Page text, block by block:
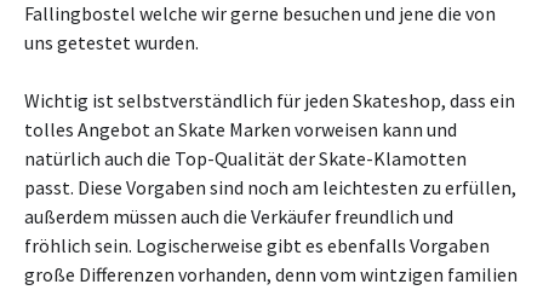
Fallingbostel welche wir gerne besuchen und jene die von
uns getestet wurden.
Wichtig ist selbstverständlich für jeden Skateshop, dass ein
tolles Angebot an Skate Marken vorweisen kann und
natürlich auch die Top-Qualität der Skate-Klamotten
passt. Diese Vorgaben sind noch am leichtesten zu erfüllen,
außerdem müssen auch die Verkäufer freundlich und
fröhlich sein. Logischerweise gibt es ebenfalls Vorgaben
große Differenzen vorhanden, denn vom wintzigen familien